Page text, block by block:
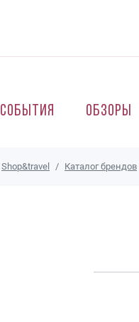
События Обзоры
Shop&travel Каталог брендов